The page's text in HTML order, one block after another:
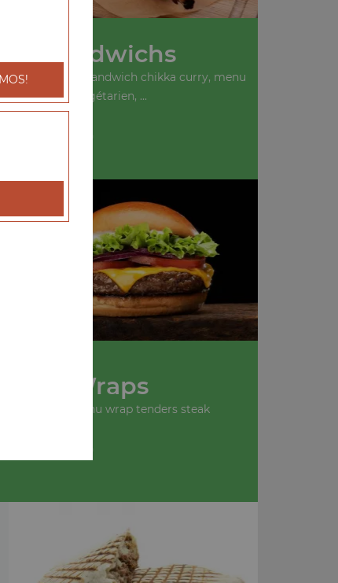
Nos Sandwichs
kebab, menu sandwich chikka curry, menu
sandwich végétarien, ...
Nos Wraps
tenders, menu wrap tenders steak